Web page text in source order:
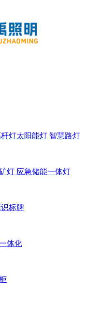
灯太阳能灯 智慧路灯
灯 应急储能一体灯
标牌
体化